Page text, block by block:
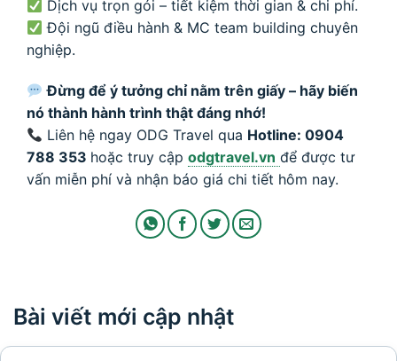
Dịch vụ trọn gói – tiết kiệm thời gian & chi phí.
Đội ngũ điều hành & MC team building chuyên
nghiệp.
Đừng để ý tưởng chỉ nằm trên giấy – hãy biến
nó thành hành trình thật đáng nhớ!
Liên hệ ngay ODG Travel qua Hotline: 0904
788 353 hoặc truy cập odgtravel.vn để được tư
vấn miễn phí và nhận báo giá chi tiết hôm nay.
Bài viết mới cập nhật